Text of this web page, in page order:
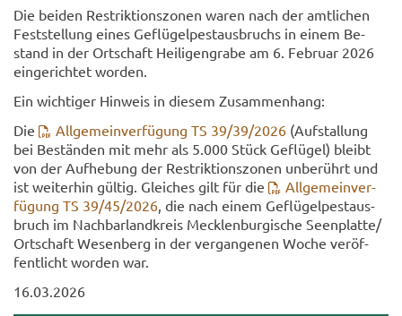
Die bei­den Re­strik­ti­ons­zo­nen waren nach der amt­li­chen
Fest­stel­lung eines Ge­flü­gel­pest­aus­bruchs in einem Be­
stand in der Ort­schaft Hei­li­gen­gra­be am 6. Fe­bru­ar 2026
ein­ge­rich­tet wor­den.
Ein wich­ti­ger Hin­weis in die­sem Zu­sam­men­hang:
Die
All­ge­mein­ver­fü­gung TS 39/39/2026 (Auf­stal­lung
bei Be­stän­den mit mehr als 5.000 Stück Ge­flü­gel) bleibt
von der Auf­he­bung der Re­strik­ti­ons­zo­nen un­be­rührt und
ist wei­ter­hin gül­tig. Glei­ches gilt für die
All­ge­mein­ver­
fü­gung TS 39/45/2026, die nach einem Ge­flü­gel­pest­aus­
bruch im Nach­bar­land­kreis Meck­len­bur­gi­sche Se­en­plat­te/
Ort­schaft We­sen­berg in der ver­gan­ge­nen Woche ver­öf­
fent­licht wor­den war.
16.03.2026